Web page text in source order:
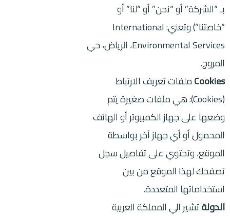
بـ “الشركة” أو “نحن” أو “لنا” أو
“خاصتنا”) وتعني: International
Environmental Services، الرياض، حي
المروج.
Cookiesملفات تعريف الارتباط
(Cookies): هي ملفات صغيرة يتم
وضعها على جهاز الكمبيوتر أو الهاتف
المحمول أو أي جهاز آخر بواسطة
الموقع، وتحتوي على تفاصيل سجل
تصفحك لهذا الموقع من بين
استخداماتها المتعددة.
الدولةتشير الي المملكة العربية